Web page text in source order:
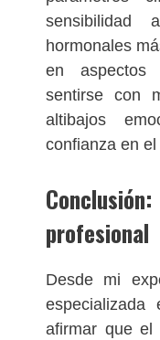
hormonales
en aspectos
sentirse con
altibajos
confianza en
profesional
Desde mi
especializada
afirmar que el